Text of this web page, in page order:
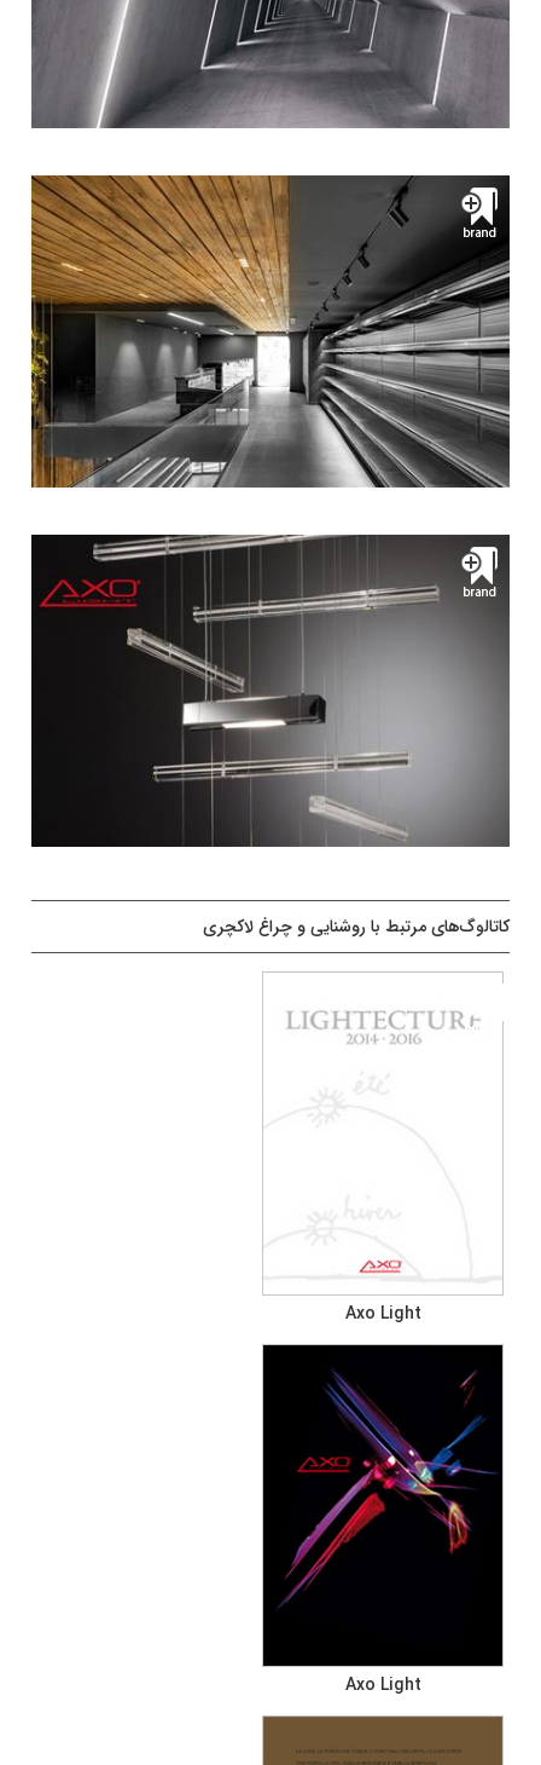
کاتالوگ‌های مرتبط با روشنایی و چراغ لاکچری
Axo Light
Axo Light